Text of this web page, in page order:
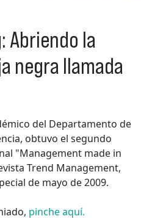
Abriendo la
negra llamada
del Departamento de
obtuvo el segundo
"Management made in
Trend Management,
de mayo de 2009.
pinche aquí.